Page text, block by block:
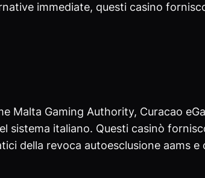
immediate, questi casino
Gaming Authority, Curacao
sistema italiano. Questi casinò
della revoca autoesclusione aams